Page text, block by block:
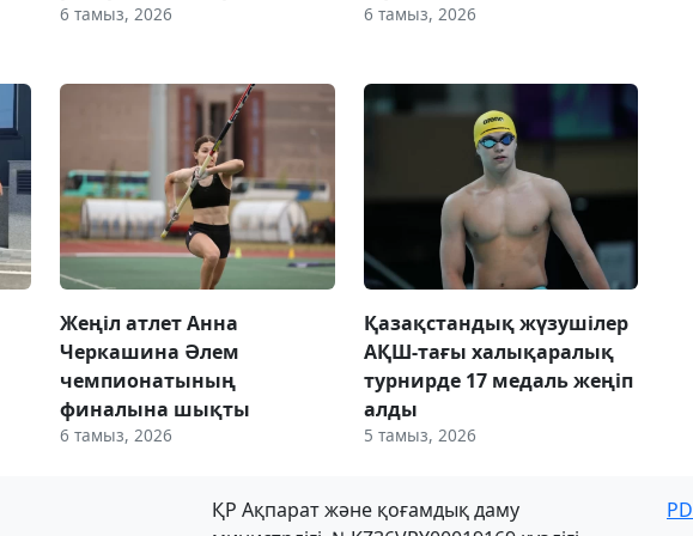
6 тамыз, 2026 6 тамыз, 2026
Жеңіл атлет Анна
Черкашина Әлем
чемпионатының
финалына шықты
6 тамыз, 2026
Қазақстандық жүзушілер
АҚШ-тағы халықаралық
турнирде 17 медаль жеңіп
алды
5 тамыз, 2026
ҚР Ақпарат және қоғамдық даму